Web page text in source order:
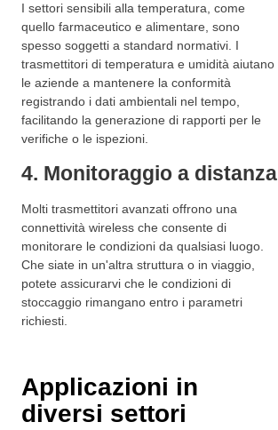
I settori sensibili alla temperatura, come
quello farmaceutico e alimentare, sono
spesso soggetti a standard normativi. I
trasmettitori di temperatura e umidità aiutano
le aziende a mantenere la conformità
registrando i dati ambientali nel tempo,
facilitando la generazione di rapporti per le
verifiche o le ispezioni.
4. Monitoraggio a distanza
Molti trasmettitori avanzati offrono una
connettività wireless che consente di
monitorare le condizioni da qualsiasi luogo.
Che siate in un'altra struttura o in viaggio,
potete assicurarvi che le condizioni di
stoccaggio rimangano entro i parametri
richiesti.
Applicazioni in
diversi settori